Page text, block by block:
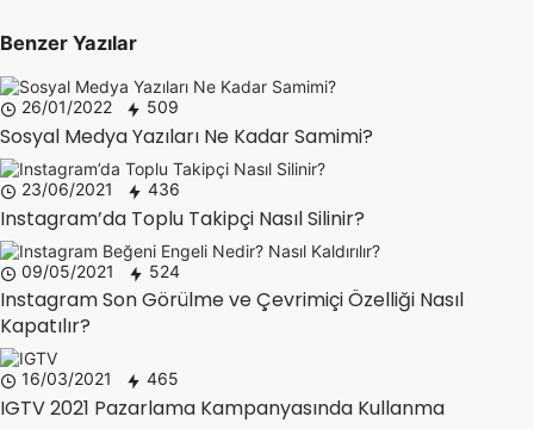
Benzer Yazılar
26/01/2022 509
Sosyal Medya Yazıları Ne Kadar Samimi?
23/06/2021 436
Instagram’da Toplu Takipçi Nasıl Silinir?
09/05/2021 524
Instagram Son Görülme ve Çevrimiçi Özelliği Nasıl
Kapatılır?
16/03/2021 465
IGTV 2021 Pazarlama Kampanyasında Kullanma